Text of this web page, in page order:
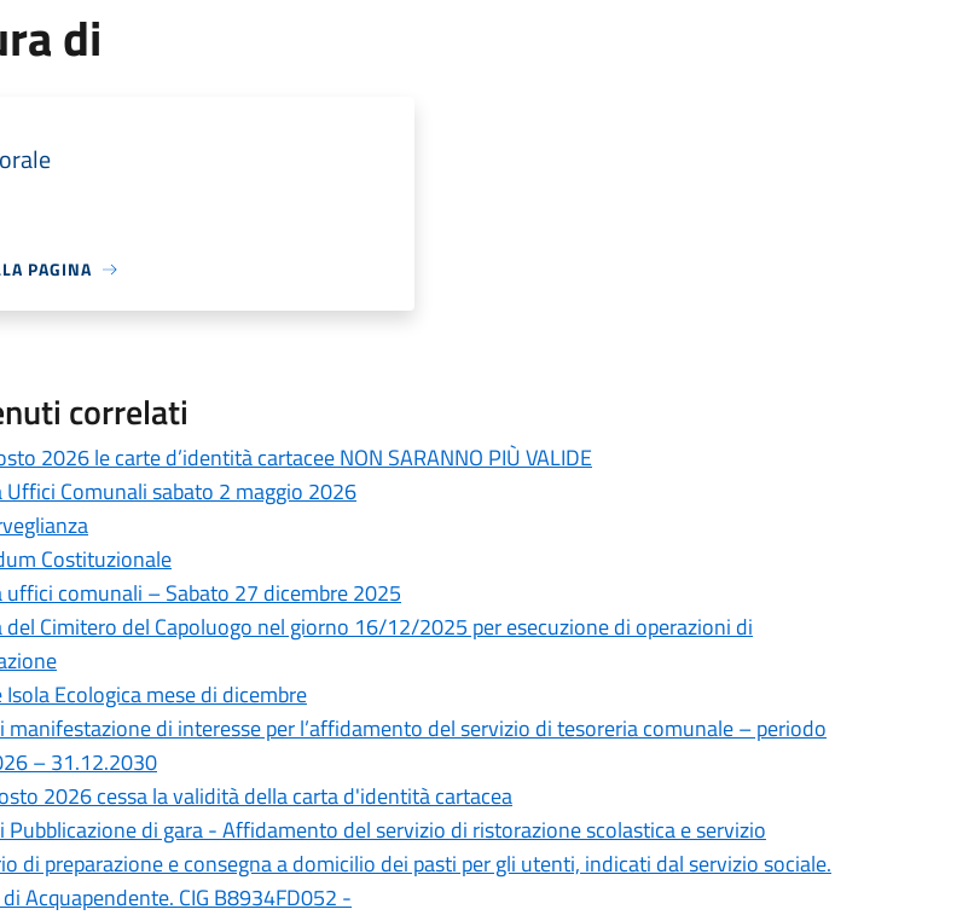
di
PAGINA
correlati
2026 le carte d’identità cartacee NON SARANNO PIÙ VALIDE
Uffici Comunali sabato 2 maggio 2026
Costituzionale
uffici comunali – Sabato 27 dicembre 2025
del Cimitero del Capoluogo nel giorno 16/12/2025 per esecuzione di operazioni di
Isola Ecologica mese di dicembre
manifestazione di interesse per l’affidamento del servizio di tesoreria comunale – periodo
– 31.12.2030
2026 cessa la validità della carta d'identità cartacea
Pubblicazione di gara - Affidamento del servizio di ristorazione scolastica e servizio
di preparazione e consegna a domicilio dei pasti per gli utenti, indicati dal servizio sociale.
Acquapendente. CIG B8934FD052 -